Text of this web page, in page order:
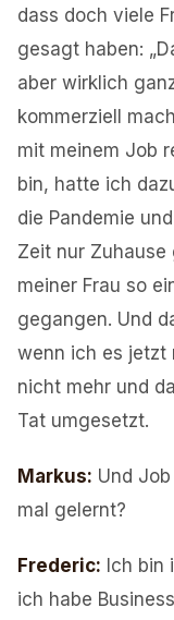
dass doch viele
gesagt haben:
aber wirklich
kommerziell
mit meinem Job
bin, hatte ich
die Pandemie
Zeit nur Zuhause
meiner Frau so
gegangen. Und
wenn ich es jetzt
nicht mehr und
Tat umgesetzt.
Markus: Und
mal gelernt?
Frederic: Ich bin
ich habe